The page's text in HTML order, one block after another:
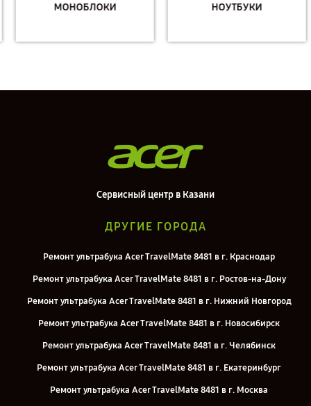
МОНОБЛОКИ НОУТБУКИ
Сервисный центр в Казани
ДРУГИЕ ГОРОДА
Ремонт ультрабука Acer TravelMate 8481 в г. Краснодар
Ремонт ультрабука Acer TravelMate 8481 в г. Ростов-на-Дону
Ремонт ультрабука Acer TravelMate 8481 в г. Нижний Новгород
Ремонт ультрабука Acer TravelMate 8481 в г. Новосибирск
Ремонт ультрабука Acer TravelMate 8481 в г. Челябинск
Ремонт ультрабука Acer TravelMate 8481 в г. Екатеринбург
Ремонт ультрабука Acer TravelMate 8481 в г. Москва